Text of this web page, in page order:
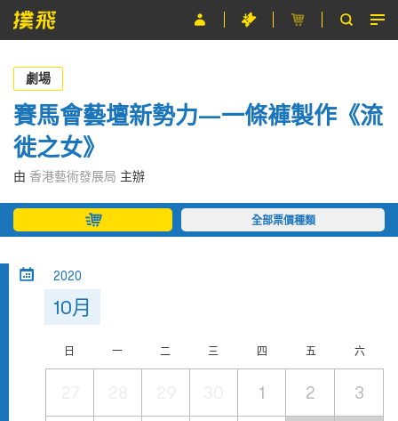
節目
主辦單位
關於撲飛
條款及細則
EN
劇場
賽馬會藝壇新勢力—一條褲製作《流
徙之女》
由 香港藝術發展局 主辦
全部票價種類
2020
10月
日 一 二 三 四 五 六
1 2 3